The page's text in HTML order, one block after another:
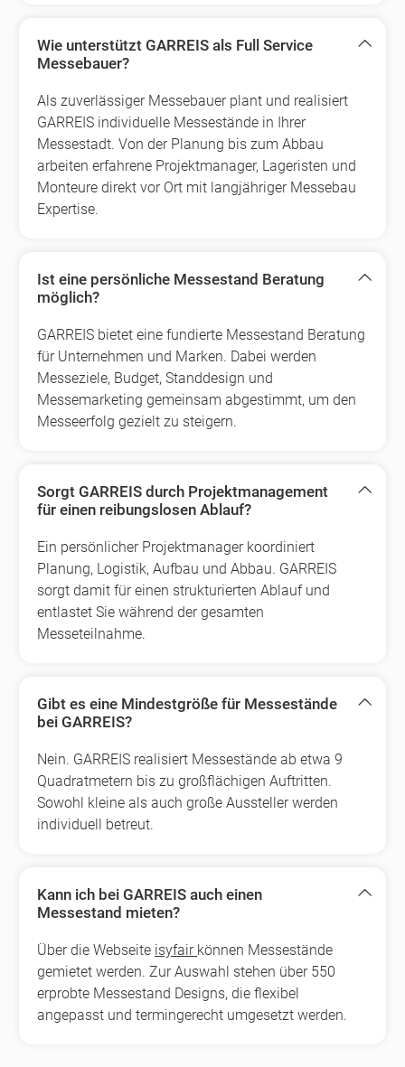
Wie unterstützt GARREIS als Full Service
Messebauer?
Als zuverlässiger Messebauer plant und realisiert
GARREIS individuelle Messestände in Ihrer
Messestadt. Von der Planung bis zum Abbau
arbeiten erfahrene Projektmanager, Lageristen und
Monteure direkt vor Ort mit langjähriger Messebau
Expertise.
Ist eine persönliche Messestand Beratung
möglich?
GARREIS bietet eine fundierte Messestand Beratung
für Unternehmen und Marken. Dabei werden
Messeziele, Budget, Standdesign und
Messemarketing gemeinsam abgestimmt, um den
Messeerfolg gezielt zu steigern.
Sorgt GARREIS durch Projektmanagement
für einen reibungslosen Ablauf?
Ein persönlicher Projektmanager koordiniert
Planung, Logistik, Aufbau und Abbau. GARREIS
sorgt damit für einen strukturierten Ablauf und
entlastet Sie während der gesamten
Messeteilnahme.
Gibt es eine Mindestgröße für Messestände
bei GARREIS?
Nein. GARREIS realisiert Messestände ab etwa 9
Quadratmetern bis zu großflächigen Auftritten.
Sowohl kleine als auch große Aussteller werden
individuell betreut.
Kann ich bei GARREIS auch einen
Messestand mieten?
Über die Webseite isyfair können Messestände
gemietet werden. Zur Auswahl stehen über 550
erprobte Messestand Designs, die flexibel
angepasst und termingerecht umgesetzt werden.